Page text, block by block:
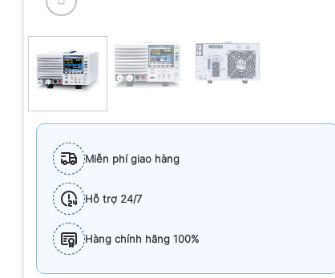
Miễn phí giao hàng
Hỗ trợ 24/7
Hàng chính hãng 100%